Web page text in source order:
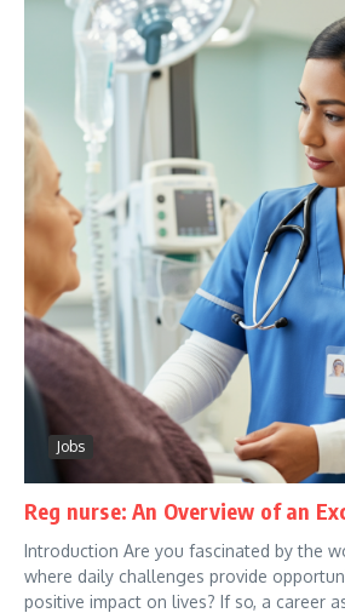
Jobs
Reg nurse: An Overview of an
Introduction Are you fascinated by the
where daily challenges provide
positive impact on lives? If so, a career